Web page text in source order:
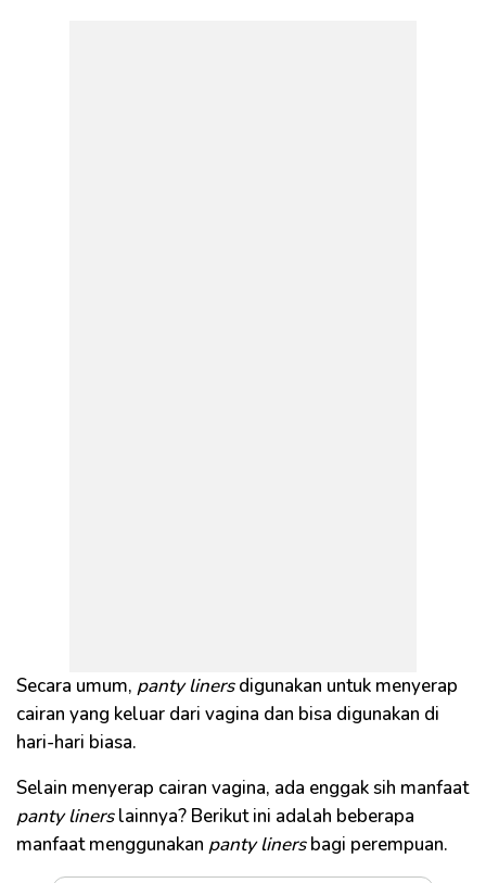
Secara umum, panty linersdigunakan untuk menyerap
cairan yang keluar dari vagina dan bisa digunakan di
hari-hari biasa.
Selain menyerap cairan vagina, ada enggak sih manfaat
panty linerslainnya? Berikut ini adalah beberapa
manfaat menggunakan panty linersbagi perempuan.